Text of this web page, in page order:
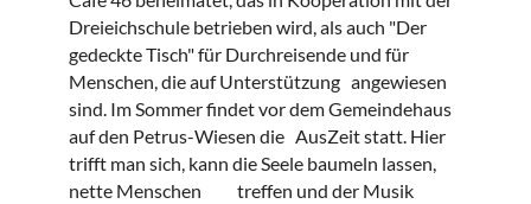
Dreieichschule betrieben wird, als auch "Der
gedeckte Tisch" für Durchreisende und für
Menschen, die auf Unterstützung angewiesen
sind. Im Sommer findet vor dem Gemeindehaus
auf den Petrus-Wiesen die AusZeit statt. Hier
trifft man sich, kann die Seele baumeln lassen,
nette Menschen treffen und der Musik